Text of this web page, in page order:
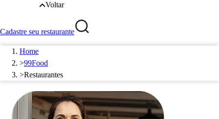
Voltar
Cadastre seu restaurante
Home
>99Food
>Restaurantes